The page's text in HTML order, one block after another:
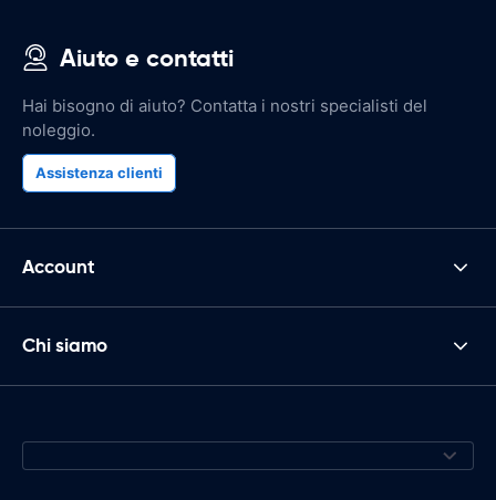
Aiuto e contatti
Hai bisogno di aiuto? Contatta i nostri specialisti del
noleggio.
Assistenza clienti
Account
Chi siamo